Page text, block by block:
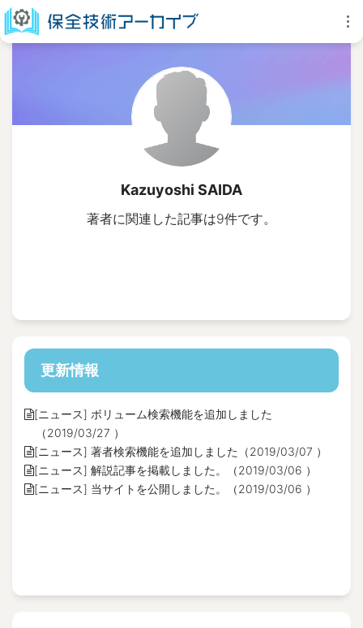
Kazuyoshi SAIDA
著者に関連した記事は9件です。
更新情報
[ニュース] ボリューム検索機能を追加しました
（2019/03/27 ）
[ニュース] 著者検索機能を追加しました（2019/03/07 ）
[ニュース] 解説記事を掲載しました。（2019/03/06 ）
[ニュース] 当サイトを公開しました。（2019/03/06 ）